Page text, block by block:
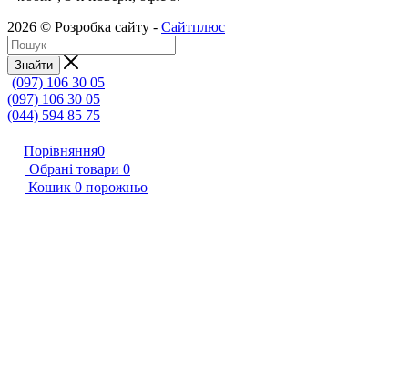
2026 © Розробка сайту - Сайтплюс
Знайти
(097) 106 30 05
(097) 106 30 05
(044) 594 85 75
Порівняння0
Обрані товари 0
Кошик 0 порожньо